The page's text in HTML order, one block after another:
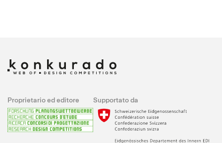
Proprietario ed editore Supportato da